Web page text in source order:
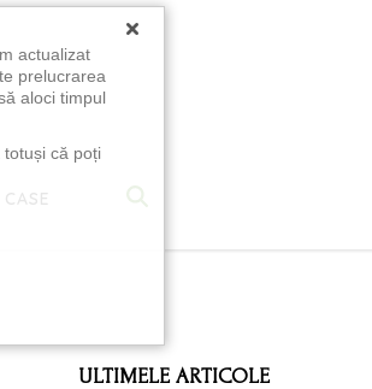
ULTIMELE ARTICOLE
×
actualizat
prelucrarea
aloci timpul
că poți